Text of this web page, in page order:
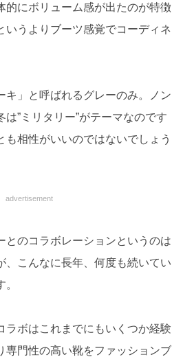
的にボリューム感が出たのが特徴
いうよりブーツ感覚でコーディネ
キ」と呼ばれるグレーのみ。ノン
”ミリタリー”がテーマなのです
も相性がいいのではないでしょう
advertisement
とのコラボレーションというのは
、こんなに長年、何度も続いてい
ラボはこれまでにもいくつか経験
専門性の高い靴をファッションブ